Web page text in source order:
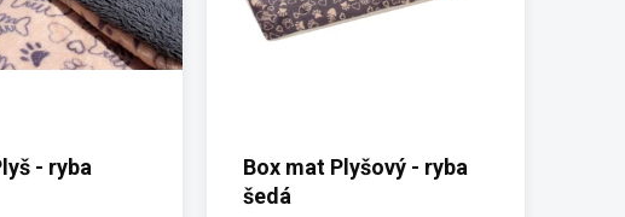
- ryba
Box mat Plyšový - ryba
šedá